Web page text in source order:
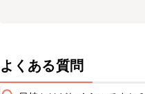
よくある質問